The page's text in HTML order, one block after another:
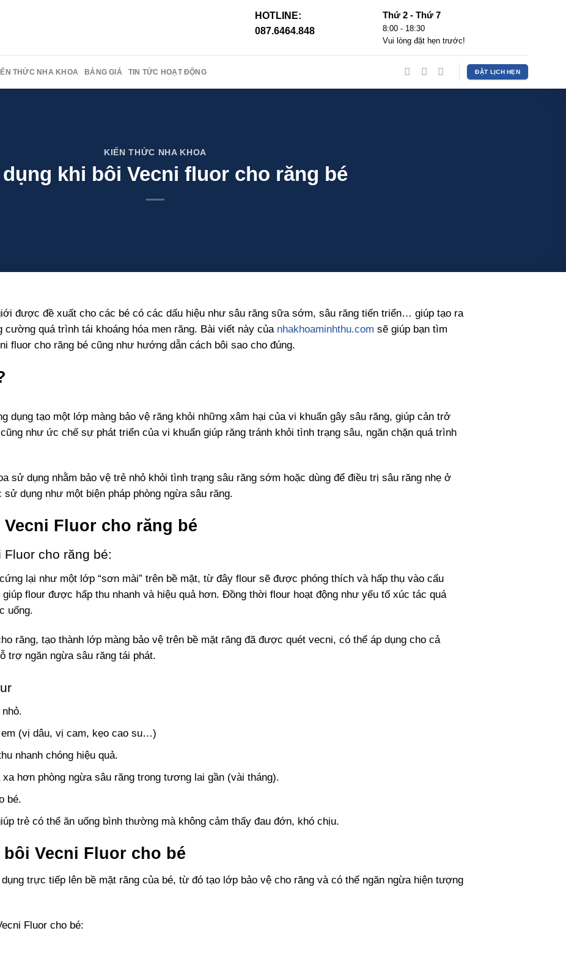
HOTLINE:
087.6464.848
Thứ 2 - Thứ 7
8:00 - 18:30
Vui lòng đặt hẹn trước!
THỨC NHA KHOA BẢNG GIÁ TIN TỨC HOẠT ĐỘNG ĐẶT LỊCH HẸN
KIẾN THỨC NHA KHOA
dụng khi bôi Vecni fluor cho răng bé
được đề xuất cho các bé có các dấu hiệu như sâu răng sữa sớm, sâu răng tiến triển… giúp tạo ra
cường quá trình tái khoáng hóa men răng. Bài viết này của nhakhoaminhthu.com sẽ giúp bạn tìm
fluor cho răng bé cũng như hướng dẫn cách bôi sao cho đúng.
dụng tạo một lớp màng bảo vệ răng khỏi những xâm hại của vi khuẩn gây sâu răng, giúp cản trở
như ức chế sự phát triển của vi khuẩn giúp răng tránh khỏi tình trạng sâu, ngăn chặn quá trình
sử dụng nhằm bảo vệ trẻ nhỏ khỏi tình trạng sâu răng sớm hoặc dùng để điều trị sâu răng nhẹ ở
dụng như một biện pháp phòng ngừa sâu răng.
Fluor cho răng bé
cho răng bé:
lại như một lớp “sơn mài” trên bề mặt, từ đây flour sẽ được phóng thích và hấp thụ vào cấu
flour được hấp thu nhanh và hiệu quả hơn. Đồng thời flour hoạt động như yếu tố xúc tác quá
uống.
răng, tạo thành lớp màng bảo vệ trên bề mặt răng đã được quét vecni, có thể áp dụng cho cả
trợ ngăn ngừa sâu răng tái phát.
(vị dâu, vị cam, kẹo cao su…)
nhanh chóng hiệu quả.
hơn phòng ngừa sâu răng trong tương lai gần (vài tháng).
bé.
trẻ có thể ăn uống bình thường mà không cảm thấy đau đớn, khó chịu.
Vecni Fluor cho bé
trực tiếp lên bề mặt răng của bé, từ đó tạo lớp bảo vệ cho răng và có thể ngăn ngừa hiện tượng
Fluor cho bé: